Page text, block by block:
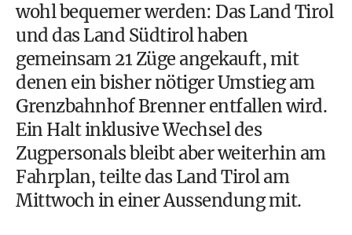
wohl bequemer werden: Das Land Tirol
und das Land Südtirol haben
gemeinsam 21 Züge angekauft, mit
denen ein bisher nötiger Umstieg am
Grenzbahnhof Brenner entfallen wird.
Ein Halt inklusive Wechsel des
Zugpersonals bleibt aber weiterhin am
Fahrplan, teilte das Land Tirol am
Mittwoch in einer Aussendung mit.